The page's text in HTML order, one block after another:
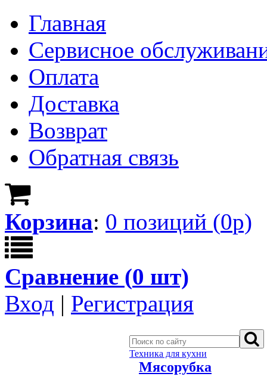
Главная
Сервисное
Оплата
Доставка
Возврат
Обратная связь
Корзина: 0 позиций (0р)
Сравнение (0 шт)
Вход | Регистрация
Техника для кухни
Мясорубка